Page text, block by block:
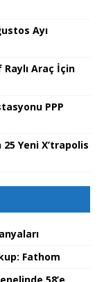
Ayı
Araç İçin
PPP
Yeni X’trapolis
Fathom